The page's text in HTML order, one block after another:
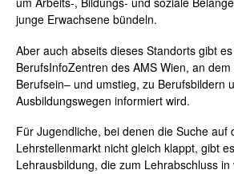
junge Erwachsene bündeln.
Aber auch abseits dieses Standorts gibt
BerufsInfoZentren des AMS Wien, an
Berufsein– und umstieg, zu Berufsbildern
Ausbildungswegen informiert wird.
Für Jugendliche, bei denen die Suche auf
Lehrstellenmarkt nicht gleich klappt, gibt
Lehrausbildung, die zum Lehrabschluss